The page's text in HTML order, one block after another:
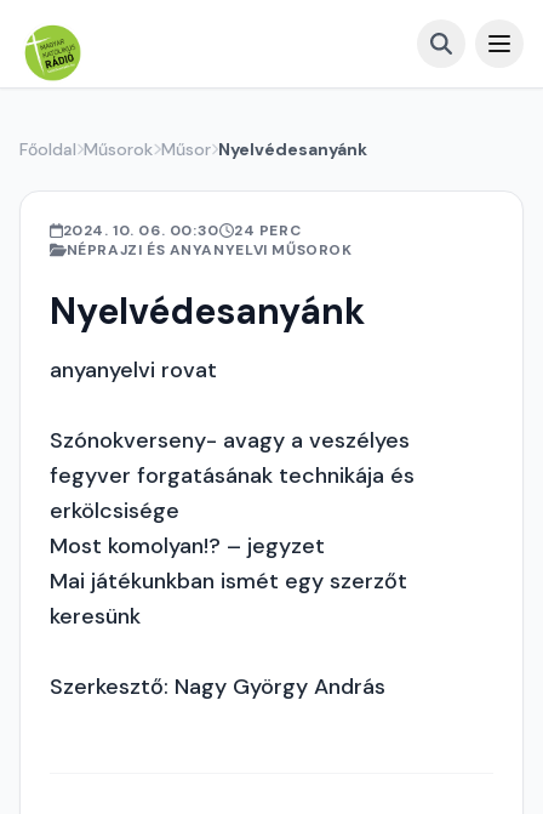
Főoldal Műsorok Műsor Nyelvédesanyánk
2024. 10. 06. 00:30
24 PERC
NÉPRAJZI ÉS ANYANYELVI MŰSOROK
Nyelvédesanyánk
anyanyelvi rovat
Szónokverseny- avagy a veszélyes
fegyver forgatásának technikája és
erkölcsisége
Most komolyan!? – jegyzet
Mai játékunkban ismét egy szerzőt
keresünk
Szerkesztő: Nagy György András